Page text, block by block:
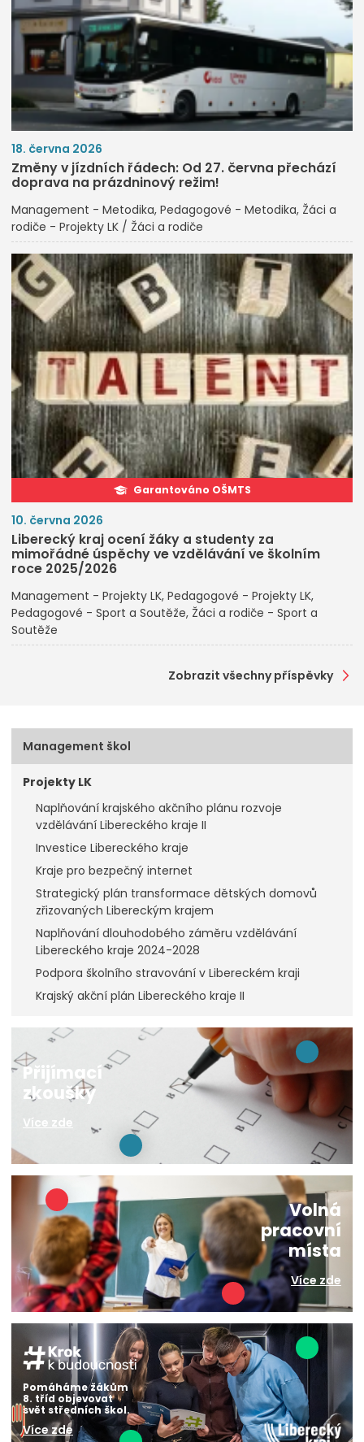
18. června 2026
Změny v jízdních řádech: Od 27. června přechází
doprava na prázdninový režim!
Management - Metodika Pedagogové - Metodika Žáci a
rodiče - Projekty LK / Žáci a rodiče
Garantováno OŠMTS
10. června 2026
Liberecký kraj ocení žáky a studenty za
mimořádné úspěchy ve vzdělávání ve školním
roce 2025/2026
Management - Projekty LK Pedagogové - Projekty LK
Pedagogové - Sport a Soutěže Žáci a rodiče - Sport a
Soutěže
Zobrazit všechny příspěvky
Management škol
Projekty LK
Naplňování krajského akčního plánu rozvoje
vzdělávání Libereckého kraje II
Investice Libereckého kraje
Kraje pro bezpečný internet
Strategický plán transformace dětských domovů
zřizovaných Libereckým krajem
Naplňování dlouhodobého záměru vzdělávání
Libereckého kraje 2024-2028
Podpora školního stravování v Libereckém kraji
Krajský akční plán Libereckého kraje II
Přijímací
zkoušky
Více zde
Volná
pracovní
místa
Více zde
Pomáháme žákům
8. tříd objevovat
svět středních škol.
Více zde